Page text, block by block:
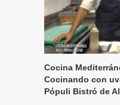
Cocina
Cocinando con
Pópuli Bistró de